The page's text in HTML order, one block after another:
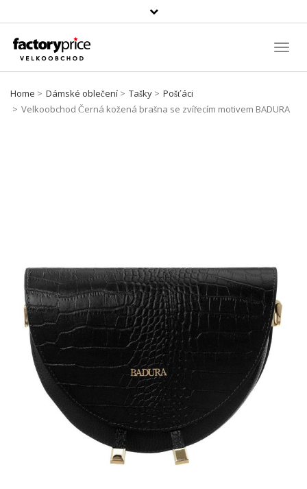
Vyhledávání
Home Dámské oblečení Tašky
Pošťáci
Velkoobchod Černá kožená brašna se zvířecím motivem BADURA